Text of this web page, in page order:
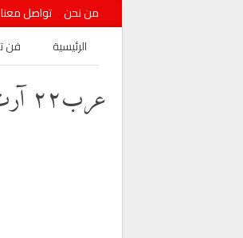
من نحن تواصل معنا
الرئيسية
فن
عرب٢٢ آرت